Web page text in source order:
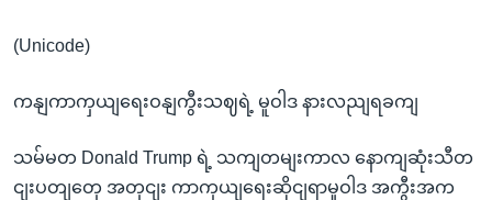
(Unicode)
ကနျကာကှယျရေးဝနျကွီးသဈရဲ့ မူဝါဒ နားလညျရခကျ
သမ်မတ Donald Trump ရဲ့ သကျတမျးကာလ နောကျဆုံးသီတ
ငျးပတျတှေ အတှငျး ကာကှယျရေးဆိုငျရာမူဝါဒ အကွီးအက